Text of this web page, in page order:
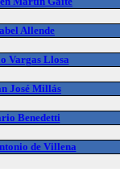
Allende
Vargas Llosa
José Millás
Benedetti
de Villena